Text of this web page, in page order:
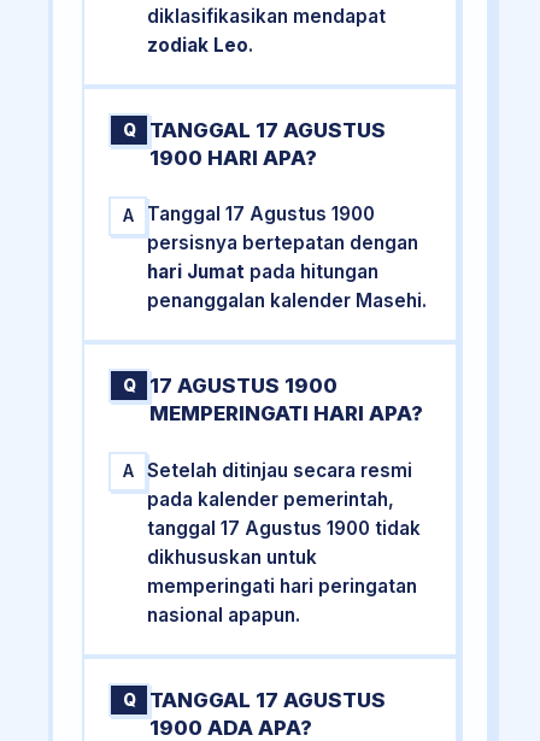
diklasifikasikan mendapat
zodiak Leo.
Q
TANGGAL 17 AGUSTUS
1900 HARI APA?
A
Tanggal 17 Agustus 1900
persisnya bertepatan dengan
hari Jumat pada hitungan
penanggalan kalender Masehi.
Q
17 AGUSTUS 1900
MEMPERINGATI HARI APA?
A
Setelah ditinjau secara resmi
pada kalender pemerintah,
tanggal 17 Agustus 1900 tidak
dikhususkan untuk
memperingati hari peringatan
nasional apapun.
Q
TANGGAL 17 AGUSTUS
1900 ADA APA?